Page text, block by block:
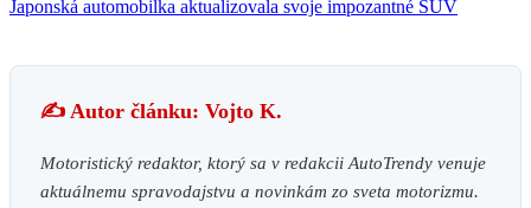
Japonská automobilka aktualizovala svoje impozantné SUV
✍️ Autor článku: Vojto K.
Motoristický redaktor, ktorý sa v redakcii AutoTrendy venuje
aktuálnemu spravodajstvu a novinkám zo sveta motorizmu.